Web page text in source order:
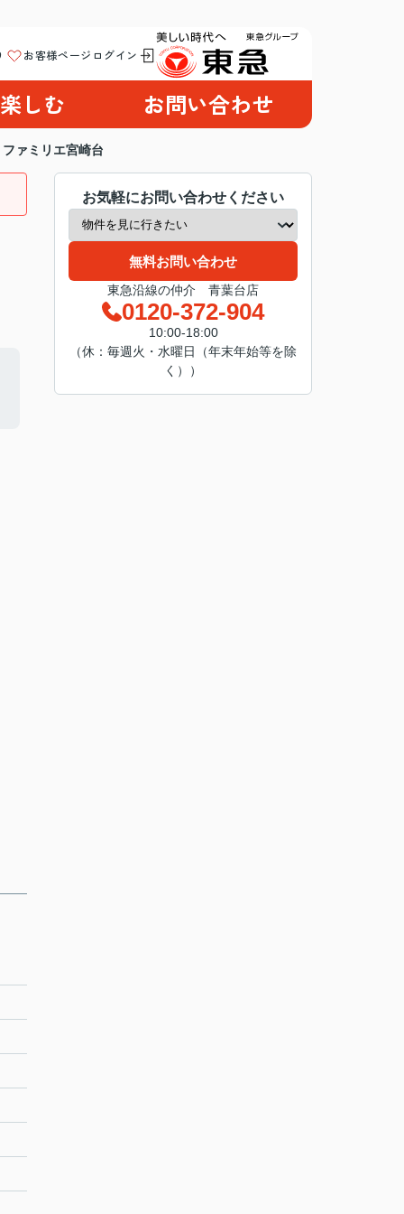
お客様ページログイン
しむ お問い合わせ
ァミリエ宮崎台
お気軽にお問い合わせください
無料お問い合わせ
東急沿線の仲介 青葉台店
0120-372-904
10:00-18:00
（休：毎週火・水曜日（年末年始等を除
く））